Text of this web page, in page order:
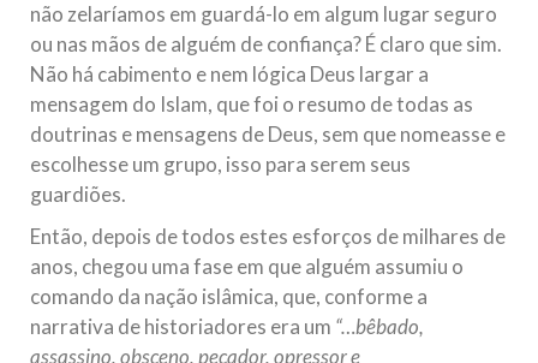
não zelaríamos em guardá-lo em algum lugar seguro
ou nas mãos de alguém de confiança? É claro que sim.
Não há cabimento e nem lógica Deus largar a
mensagem do Islam, que foi o resumo de todas as
doutrinas e mensagens de Deus, sem que nomeasse e
escolhesse um grupo, isso para serem seus
guardiões.
Então, depois de todos estes esforços de milhares de
anos, chegou uma fase em que alguém assumiu o
comando da nação islâmica, que, conforme a
narrativa de historiadores era um “…bêbado,
assassino, obsceno, pecador, opressor e